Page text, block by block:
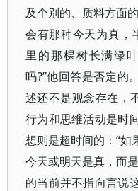
及个别的、质料方面
会有那种今天为真，
里的那棵树长满绿
吗?”他回答是否定的
述还不是观念存在，
行为和思维活动是时
想则是超时间的：“如
今天或明天是真，而
的当前并不指向言